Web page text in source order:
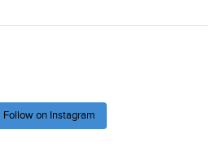
Follow on Instagram